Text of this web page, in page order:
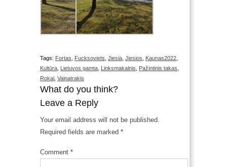
Tags: Fortas Fucksoviets Jiesia Jiesios Kaunas2022
Kultūra
Lietuvos gamta Linksmakalnis Pažintinis takas
Rokai Vainatrakis
What do you think?
Leave a Reply
Your email address will not be published.
Required fields are marked *
Comment *